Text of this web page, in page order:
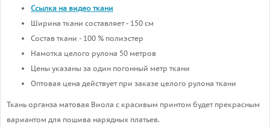
Ссылка на видео ткани
Ширина ткани составляет - 150 см
Состав ткани - 100 % полиэстер
Намотка целого рулона 50 метров
Цены указаны за один погонный метр ткани
Оптовая цена действует при заказе целого рулона ткани
Ткань органза матовая Виола с красивым принтом будет прекрасным
вариантом для пошива нарядных платьев.